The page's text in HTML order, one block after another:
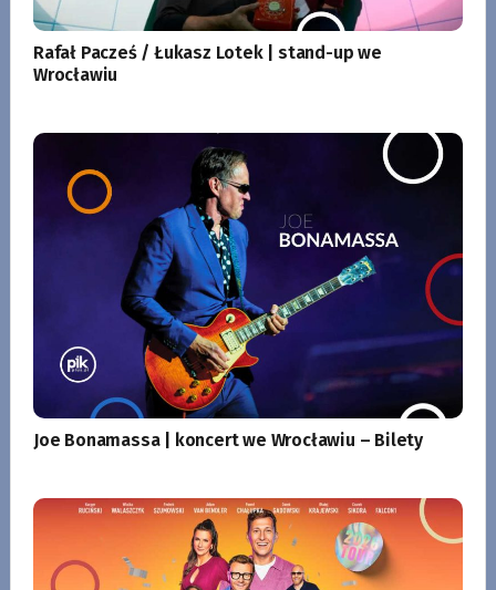
Rafał Pacześ / Łukasz Lotek | stand-up we
Wrocławiu
Joe Bonamassa | koncert we Wrocławiu – Bilety